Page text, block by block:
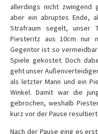
allerdings nicht zwingend
aber ein abruptes Ende,
Strafraum segelt, unser
Piesteritz aus 10cm nur
Gegentor ist so
Spiele gekostet. Doch
geht unser
als letzter Mann und ein
Winkel. Damit war die
gebrochen, weshalb
kurz vor der Pause
Nach der Pause ging es